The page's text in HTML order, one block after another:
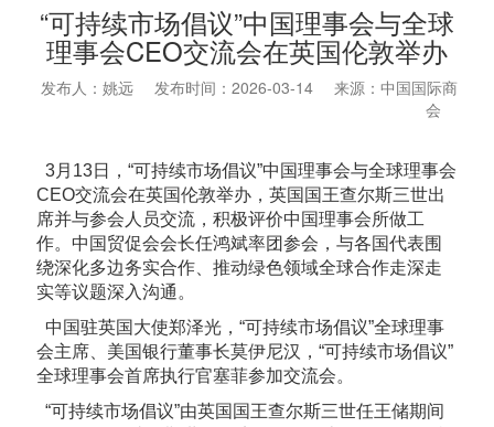
“可持续市场倡议”中国理事会与全球
理事会CEO交流会在英国伦敦举办
发布人：姚远 发布时间：2026-03-14
来源：中国国际商
会
3月13日，“可持续市场倡议”中国理事会与全球理事会
CEO交流会在英国伦敦举办，英国国王查尔斯三世出
席并与参会人员交流，积极评价中国理事会所做工
作。中国贸促会会长任鸿斌率团参会，与各国代表围
绕深化多边务实合作、推动绿色领域全球合作走深走
实等议题深入沟通。
中国驻英国大使郑泽光，“可持续市场倡议”全球理事
会主席、美国银行董事长莫伊尼汉，“可持续市场倡议”
全球理事会首席执行官塞菲参加交流会。
“可持续市场倡议”由英国国王查尔斯三世任王储期间